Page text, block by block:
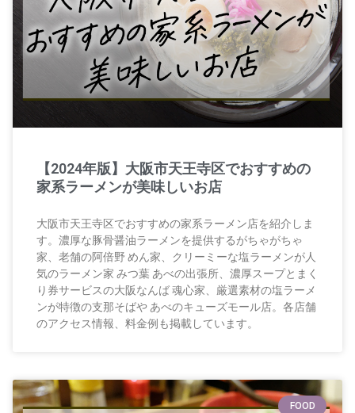
【2024年版】大阪市天王寺区でおすすめの
家系ラーメンが美味しいお店
大阪市天王寺区でおすすめの家系ラーメン店を紹介しま
す。濃厚な豚骨醤油ラーメンを提供するがちゃがちゃ
家、老舗の阿倍野 めん家、クリーミーな塩ラーメンが人
気のラーメン家 みつ葉 あべの出張所、濃厚スープとまく
り券サービスの大阪なんば 魂心家、厳選素材の塩ラーメ
ンが特徴の支那そばや あべのキューズモール店。各店舗
のアクセス情報、料金例も掲載しています。
FOOD